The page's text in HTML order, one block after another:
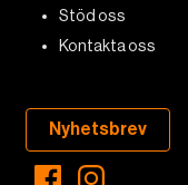
Stöd oss
Kontakta oss
Nyhetsbrev